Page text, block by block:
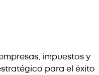
impuestos y
para el éxito